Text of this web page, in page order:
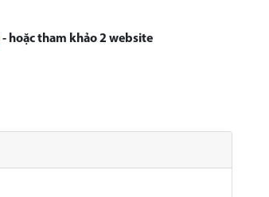
- hoặc tham khảo 2 website